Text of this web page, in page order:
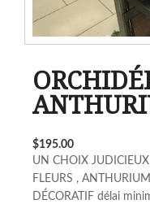
$195.00
UN CHOIX
FLEURS ,
DÉCORATIF délai